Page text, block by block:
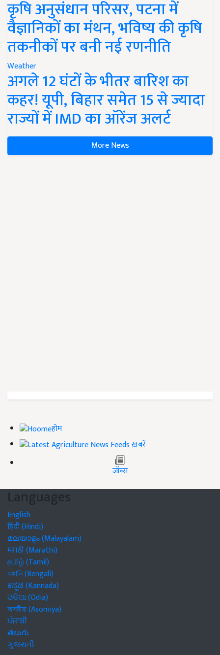
कृषि अनुसंधान परिसर, पटना में
वैज्ञानिकों का मंथन, भविष्य की कृषि
तकनीकों पर बनी नई रणनीति
Weather
अगले 12 घंटों के भीतर बारिश का
कहर! यूपी, बिहार समेत 15 से ज्यादा
राज्यों में IMD का ऑरेंज अलर्ट
More News
होम
ख़बरें
जॉब्स
Languages
English
हिंदी (Hindi)
മലയാളം (Malayalam)
मराठी (Marathi)
தமிழ் (Tamil)
বাঙালি (Bengali)
ಕನ್ನಡ (Kannada)
ଓଡିଆ (Odia)
অসমীয়া (Asomiya)
ਪੰਜਾਬੀ
తెలుగు
ગુજરાતી